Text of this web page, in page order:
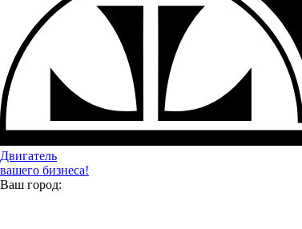
Двигатель
вашего бизнеса!
Ваш город: